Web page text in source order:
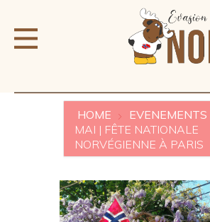
HOME EVENEMENTS
MAI | FÊTE NATIONALE
NORVÉGIENNE À PARIS